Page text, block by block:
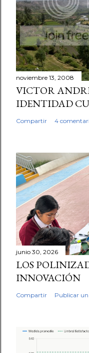
noviembre 13, 2008
VICTOR
IDENTIDAD
Compartir 4
junio 30, 2026
LOS
INNOVACIÓN
Compartir Publicar